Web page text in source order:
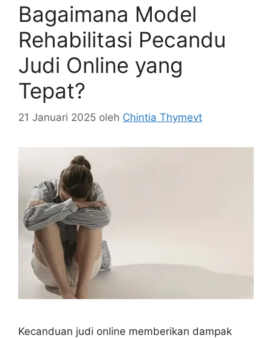
Bagaimana Model
Rehabilitasi Pecandu
Judi Online yang
Tepat?
21 Januari 2025 oleh Chintia Thymevt
Kecanduan judi online memberikan dampak